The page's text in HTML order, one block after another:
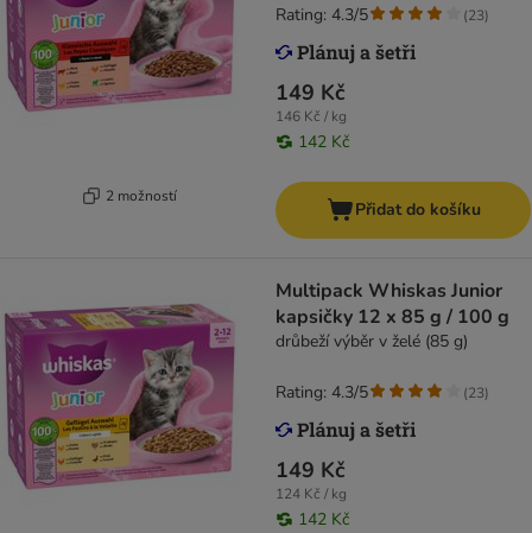
2 možností
149 Kč
146 Kč / kg
142 Kč
Rating: 4.3/5 (23)
Přidat do košíku
Multipack Whiskas Junior
kapsičky 12 x 85 g / 100 g
drůbeží výběr v želé (85 g)
149 Kč
124 Kč / kg
142 Kč
Rating: 4.3/5 (23)